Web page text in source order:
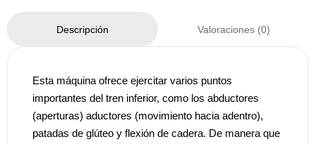
Descripción Valoraciones (0)
Esta máquina ofrece ejercitar varios puntos
importantes del tren inferior, como los abductores
(aperturas) aductores (movimiento hacia adentro),
patadas de glúteo y flexión de cadera. De manera que